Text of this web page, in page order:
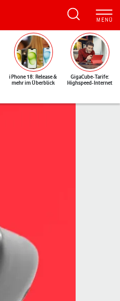
iPhone 18: Release &
mehr im Überblick
GigaCube-Tarife:
Highspeed-Internet